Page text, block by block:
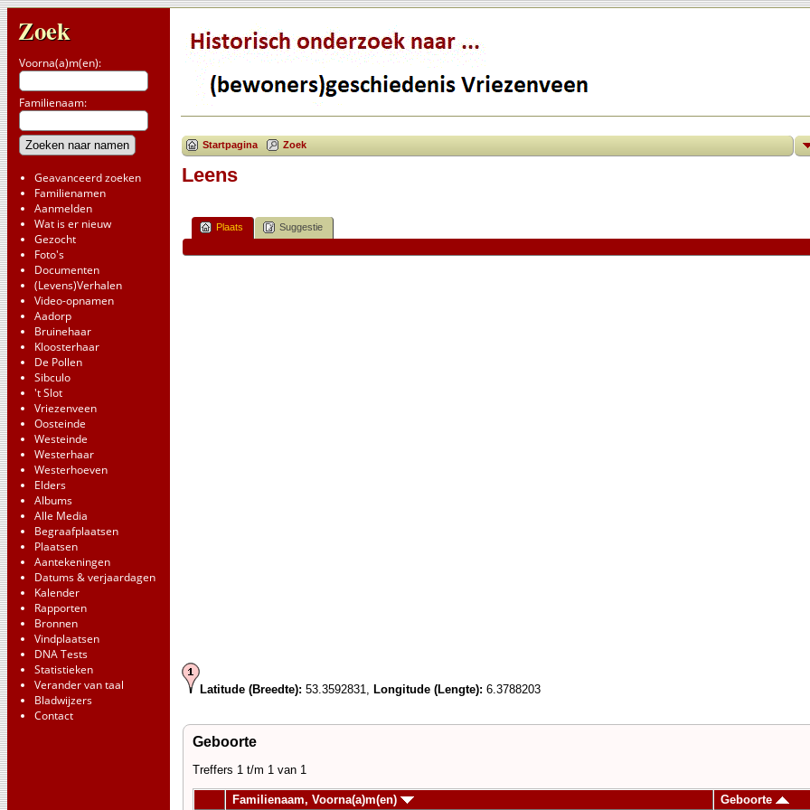
Zoek
Voorna(a)m(en):
Familienaam:
Geavanceerd zoeken
Familienamen
Aanmelden
Wat is er nieuw
Gezocht
Foto's
Documenten
(Levens)Verhalen
Video-opnamen
Aadorp
Bruinehaar
Kloosterhaar
De Pollen
Sibculo
't Slot
Vriezenveen
Oosteinde
Westeinde
Westerhaar
Westerhoeven
Elders
Albums
Alle Media
Begraafplaatsen
Plaatsen
Aantekeningen
Datums & verjaardagen
Kalender
Rapporten
Bronnen
Vindplaatsen
DNA Tests
Statistieken
Verander van taal
Bladwijzers
Contact
Startpagina Zoek
Leens
Plaats Suggestie
Latitude (Breedte): 53.3592831, Longitude (Lengte): 6.3788203
Geboorte
Treffers 1 t/m 1 van 1
Familienaam, Voorna(a)m(en) Geboorte